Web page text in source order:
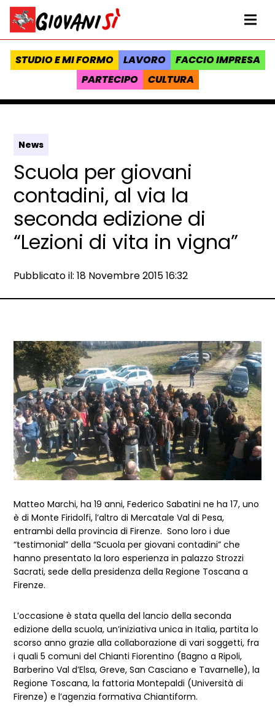
Vai al contenuto
Homepage Giovanisì - Progetto della Regione Toscana
STUDIO E MI FORMO LAVORO
FACCIO IMPRESA
PARTECIPO
CULTURA
News
Scuola per giovani
contadini, al via la
seconda edizione di
“Lezioni di vita in vigna”
Data e ora:
Pubblicato il: 18 Novembre 2015 16:32
Dettagli articolo
Matteo Marchi, ha 19 anni, Federico Sabatini ne ha 17, uno
è di Monte Firidolfi, l’altro di Mercatale Val di Pesa,
entrambi della provincia di Firenze. Sono loro i due
“testimonial” della “Scuola per giovani contadini” che
hanno presentato la loro esperienza in palazzo Strozzi
Sacrati, sede della presidenza della Regione Toscana a
Firenze.
L’occasione è stata quella del lancio della seconda
edizione della scuola, un’iniziativa unica in Italia, partita lo
scorso anno grazie alla collaborazione di vari soggetti, fra
i quali 5 comuni del Chianti Fiorentino (Bagno a Ripoli,
Barberino Val d’Elsa, Greve, San Casciano e Tavarnelle), la
Regione Toscana, la fattoria Montepaldi (Università di
Firenze) e l’agenzia formativa Chiantiform.